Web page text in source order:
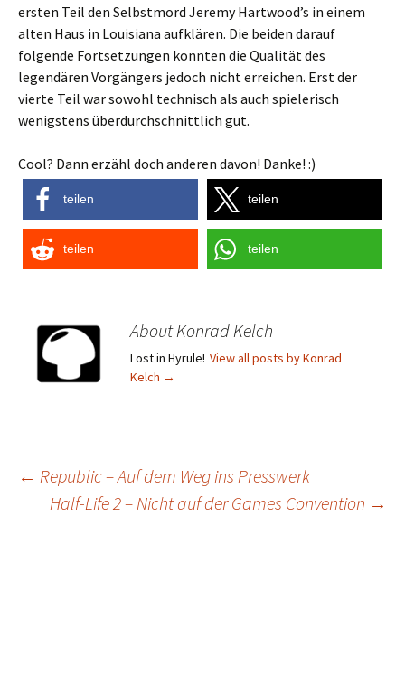
ersten Teil den Selbstmord Jeremy Hartwood’s in einem
alten Haus in Louisiana aufklären. Die beiden darauf
folgende Fortsetzungen konnten die Qualität des
legendären Vorgängers jedoch nicht erreichen. Erst der
vierte Teil war sowohl technisch als auch spielerisch
wenigstens überdurchschnittlich gut.
Cool? Dann erzähl doch anderen davon! Danke! :)
teilen teilen
teilen teilen
About Konrad Kelch
Lost in Hyrule! View all posts by Konrad
Kelch →
Post
← Republic – Auf dem Weg ins Presswerk
Half-Life 2 – Nicht auf der Games Convention →